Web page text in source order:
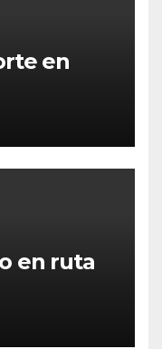
en
en ruta